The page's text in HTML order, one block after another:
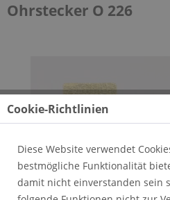
Ohrstecker O 226
Cookie-Richtlinien
Diese Website verwendet
bestmögliche Funktionalität
damit nicht einverstanden sein